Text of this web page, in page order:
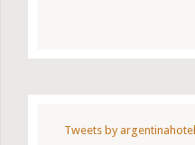
Tweets by argentinahotel_